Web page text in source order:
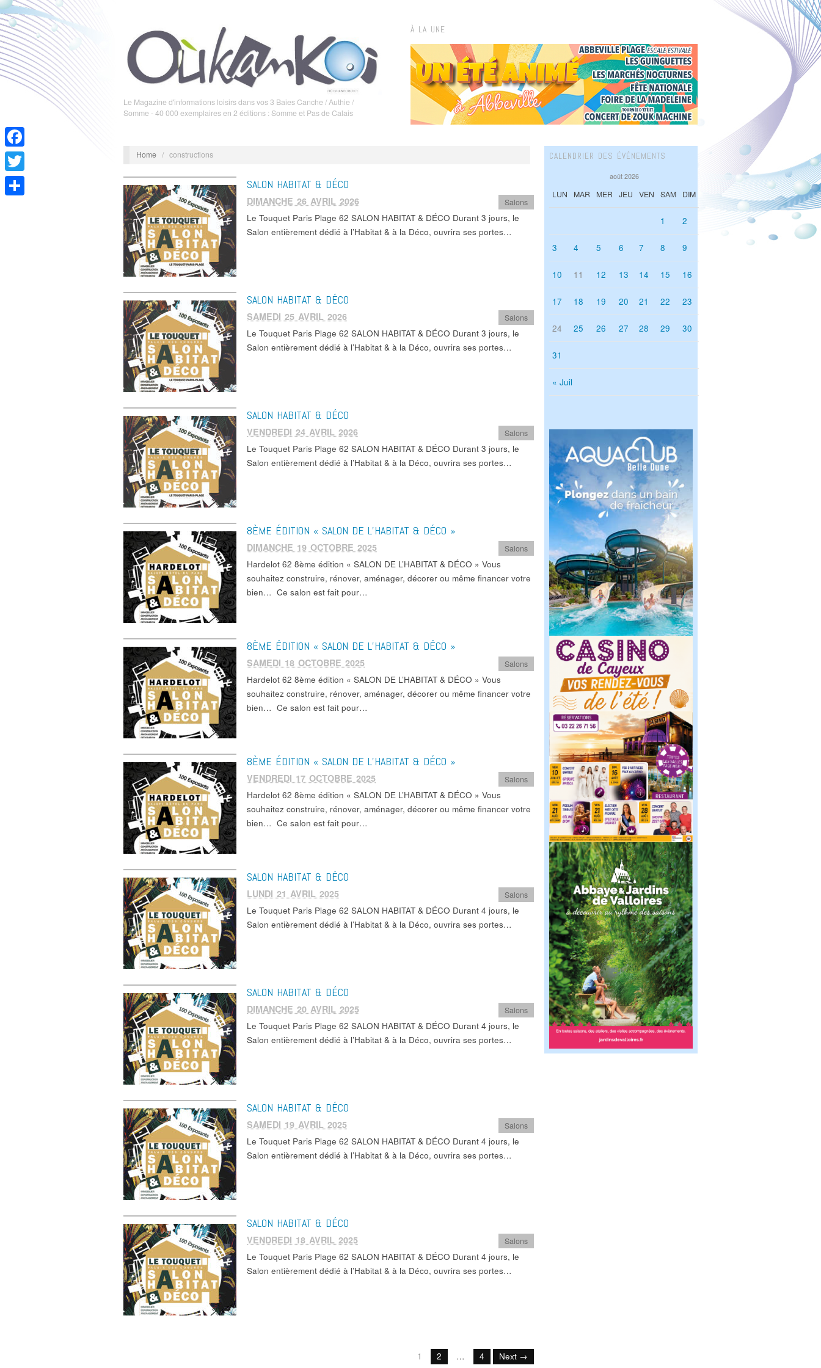
Le Magazine d'informations loisirs dans vos 3 Baies Canche / Authie /
Somme - 40 000 exemplaires en 2 éditions : Somme et Pas de Calais
À LA UNE
Home / constructions
SALON HABITAT & DÉCO
DIMANCHE 26 AVRIL 2026 Salons
Le Touquet Paris Plage 62 SALON HABITAT & DÉCO Durant 3 jours, le
Salon entièrement dédié à l’Habitat & à la Déco, ouvrira ses portes…
SALON HABITAT & DÉCO
SAMEDI 25 AVRIL 2026 Salons
Le Touquet Paris Plage 62 SALON HABITAT & DÉCO Durant 3 jours, le
Salon entièrement dédié à l’Habitat & à la Déco, ouvrira ses portes…
SALON HABITAT & DÉCO
VENDREDI 24 AVRIL 2026 Salons
Le Touquet Paris Plage 62 SALON HABITAT & DÉCO Durant 3 jours, le
Salon entièrement dédié à l’Habitat & à la Déco, ouvrira ses portes…
8ÈME ÉDITION « SALON DE L’HABITAT & DÉCO »
DIMANCHE 19 OCTOBRE 2025 Salons
Hardelot 62 8ème édition « SALON DE L’HABITAT & DÉCO » Vous
souhaitez construire, rénover, aménager, décorer ou même financer votre
bien… Ce salon est fait pour…
8ÈME ÉDITION « SALON DE L’HABITAT & DÉCO »
SAMEDI 18 OCTOBRE 2025 Salons
Hardelot 62 8ème édition « SALON DE L’HABITAT & DÉCO » Vous
souhaitez construire, rénover, aménager, décorer ou même financer votre
bien… Ce salon est fait pour…
8ÈME ÉDITION « SALON DE L’HABITAT & DÉCO »
VENDREDI 17 OCTOBRE 2025 Salons
Hardelot 62 8ème édition « SALON DE L’HABITAT & DÉCO » Vous
souhaitez construire, rénover, aménager, décorer ou même financer votre
bien… Ce salon est fait pour…
SALON HABITAT & DÉCO
LUNDI 21 AVRIL 2025 Salons
Le Touquet Paris Plage 62 SALON HABITAT & DÉCO Durant 4 jours, le
Salon entièrement dédié à l’Habitat & à la Déco, ouvrira ses portes…
SALON HABITAT & DÉCO
DIMANCHE 20 AVRIL 2025 Salons
Le Touquet Paris Plage 62 SALON HABITAT & DÉCO Durant 4 jours, le
Salon entièrement dédié à l’Habitat & à la Déco, ouvrira ses portes…
SALON HABITAT & DÉCO
SAMEDI 19 AVRIL 2025 Salons
Le Touquet Paris Plage 62 SALON HABITAT & DÉCO Durant 4 jours, le
Salon entièrement dédié à l’Habitat & à la Déco, ouvrira ses portes…
SALON HABITAT & DÉCO
VENDREDI 18 AVRIL 2025 Salons
Le Touquet Paris Plage 62 SALON HABITAT & DÉCO Durant 4 jours, le
Salon entièrement dédié à l’Habitat & à la Déco, ouvrira ses portes…
1 2 … 4 Next →
CALENDRIER DES ÉVÉNEMENTS
août 2026
LUN MAR MER JEU VEN SAM DIM
« Juil
1 2
3 4 5 6 7 8 9
10 11 12 13 14 15 16
17 18 19 20 21 22 23
24 25 26 27 28 29 30
31
Facebook
Twitter